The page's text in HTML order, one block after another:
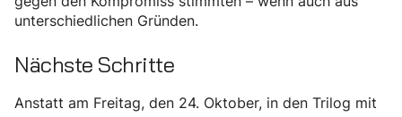
unterschiedlichen Gründen.
Nächste Schritte
Anstatt am Freitag, den 24. Oktober, in den Trilog mit